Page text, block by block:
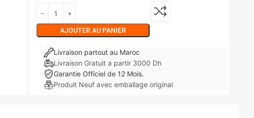
AJOUTER AU PANIER
Livraison partout au Maroc
Livraison Gratuit a partir 3000 Dh
Garantie Officiel de 12 Mois.
Produit Neuf avec emballage original